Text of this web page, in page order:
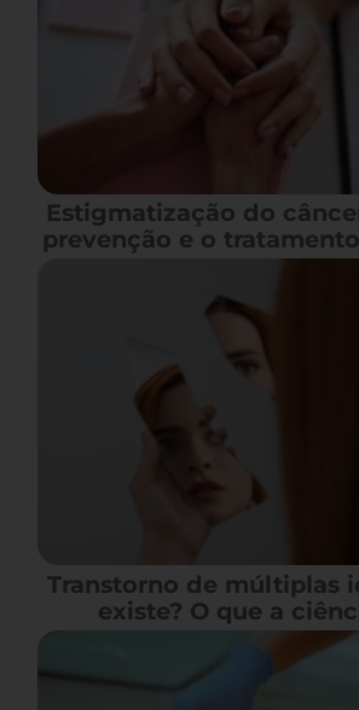
Estigmatização do
prevenção e o
Transtorno de múltiplas
existe? O que a